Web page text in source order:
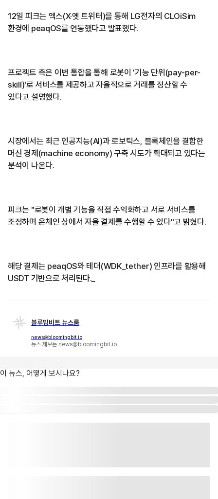
12일 피크는 엑스(X·옛 트위터)를 통해 LG전자의 CLOiSim
환경에 peaqOS를 연동했다고 발표했다.
프로젝트 측은 이번 통합을 통해 로봇이 '기능 단위(pay-per-
skill)'로 서비스를 제공하고 자율적으로 거래를 정산할 수
있다고 설명했다.
시장에서는 최근 인공지능(AI)과 로보틱스, 블록체인을 결합한
머신 경제(machine economy) 구축 시도가 확대되고 있다는
분석이 나온다.
피크는 "로봇이 개별 기능을 직접 수익화하고 서로 서비스를
조정하며 온체인 상에서 자율 결제를 수행할 수 있다"고 밝혔다.
해당 결제는 peaqOS와 테더(WDK_tether) 인프라를 활용해
USDT 기반으로 처리된다._
블루밍비트 뉴스룸
news@bloomingbit.io
뉴스 제보는 news@bloomingbit.io
이 뉴스, 어떻게 보시나요?